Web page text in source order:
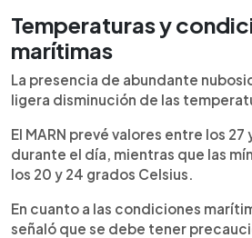
Temperaturas y
marítimas
La presencia de abundante
ligera disminución de las
El MARN prevé valores entre los 27
durante el día, mientras que las
los 20 y 24 grados Celsius.
En cuanto a las condiciones
señaló que se debe tener